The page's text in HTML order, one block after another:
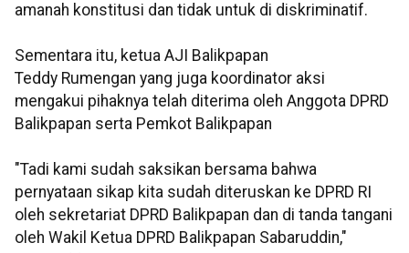
amanah konstitusi dan tidak untuk di diskriminatif.
Sementara itu, ketua AJI Balikpapan
Teddy Rumengan yang juga koordinator aksi
mengakui pihaknya telah diterima oleh Anggota DPRD
Balikpapan serta Pemkot Balikpapan
"Tadi kami sudah saksikan bersama bahwa
pernyataan sikap kita sudah diteruskan ke DPRD RI
oleh sekretariat DPRD Balikpapan dan di tanda tangani
oleh Wakil Ketua DPRD Balikpapan Sabaruddin,"